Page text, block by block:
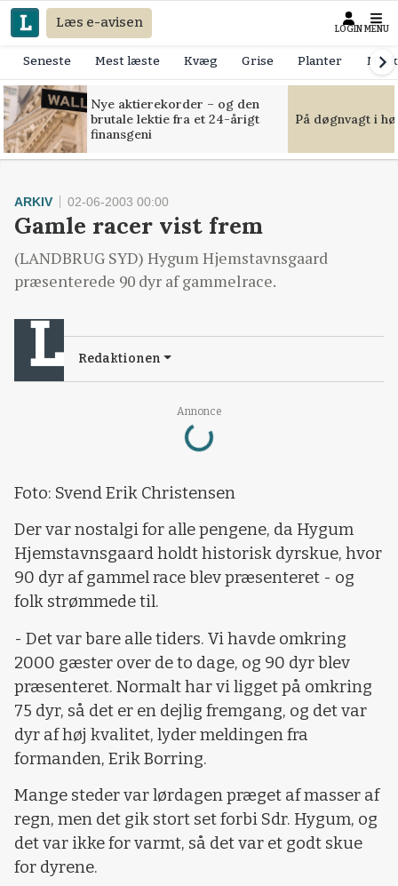
Læs e-avisen LOGIN MENU
Seneste Mest læste Kvæg Grise Planter
Nye aktierekorder – og den
brutale lektie fra et 24-årigt
finansgeni
På døgnvagt i
Annonce
Loading...
ARKIV 02-06-2003 00:00
Gamle racer vist frem
(LANDBRUG SYD) Hygum Hjemstavnsgaard
præsenterede 90 dyr af gammelrace.
Redaktionen
Foto: Svend Erik Christensen
Der var nostalgi for alle pengene, da Hygum
Hjemstavnsgaard holdt historisk dyrskue, hvor
90 dyr af gammel race blev præsenteret - og
folk strømmede til.
- Det var bare alle tiders. Vi havde omkring
2000 gæster over de to dage, og 90 dyr blev
præsenteret. Normalt har vi ligget på omkring
75 dyr, så det er en dejlig fremgang, og det var
dyr af høj kvalitet, lyder meldingen fra
formanden, Erik Borring.
Mange steder var lørdagen præget af masser af
regn, men det gik stort set forbi Sdr. Hygum, og
det var ikke for varmt, så det var et godt skue
for dyrene.